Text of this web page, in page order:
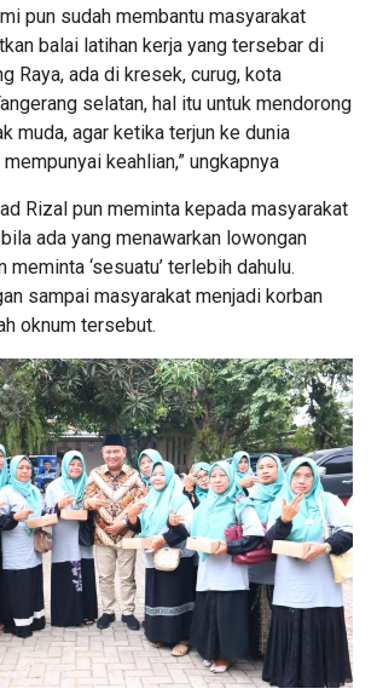
pun sudah membantu masyarakat
balai latihan kerja yang tersebar di
Raya, ada di kresek, curug, kota
selatan, hal itu untuk mendorong
muda, agar ketika terjun ke dunia
keahlian,” ungkapnya
Rizal pun meminta kepada masyarakat
ada yang menawarkan lowongan
meminta ‘sesuatu’ terlebih dahulu.
sampai masyarakat menjadi korban
oknum tersebut.